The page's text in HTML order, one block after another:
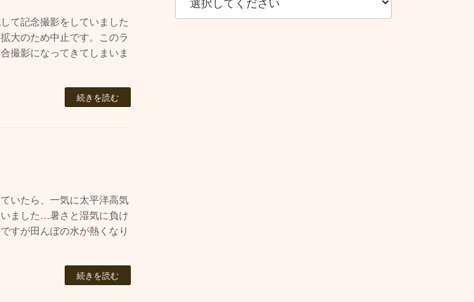
て記念撮影をしていました
大のため中止です。このラ
撮影になってきてしまいま
続きを読む
いたら、一気に太平洋高気
ました…暑さと湿気に負け
すが田んぼの水が熱くなり
続きを読む